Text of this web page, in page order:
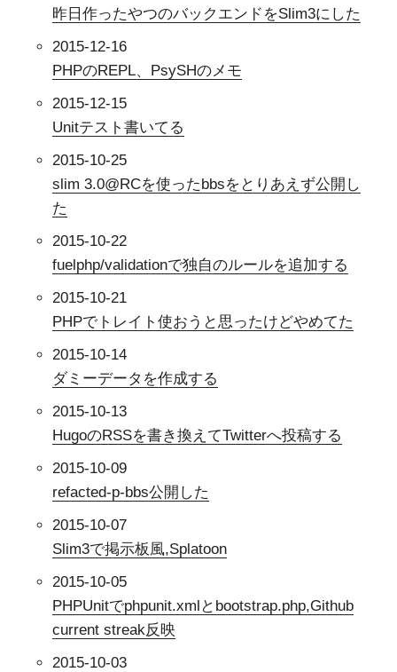
昨日作ったやつのバックエンドをSlim3にした
2015-12-16
PHPのREPL、PsySHのメモ
2015-12-15
Unitテスト書いてる
2015-10-25
slim 3.0@RCを使ったbbsをとりあえず公開し
た
2015-10-22
fuelphp/validationで独自のルールを追加する
2015-10-21
PHPでトレイト使おうと思ったけどやめてた
2015-10-14
ダミーデータを作成する
2015-10-13
HugoのRSSを書き換えてTwitterへ投稿する
2015-10-09
refacted-p-bbs公開した
2015-10-07
Slim3で掲示板風,Splatoon
2015-10-05
PHPUnitでphpunit.xmlとbootstrap.php,Github
current streak反映
2015-10-03